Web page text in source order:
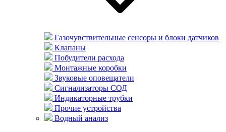
Газочувствительные сенсоры и блоки датчиков
Клапаны
Побудители расхода
Монтажные коробки
Звуковые оповещатели
Сигнализаторы СОД
Индикаторные трубки
Прочие устройства
Водный анализ